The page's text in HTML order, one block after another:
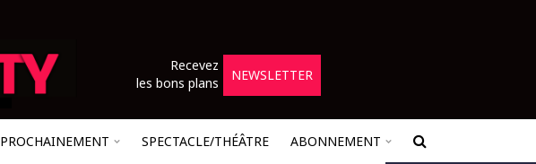
Recevez
les bons plans
NEWSLETTER
PROCHAINEMENT SPECTACLE/THÉÂTRE ABONNEMENT